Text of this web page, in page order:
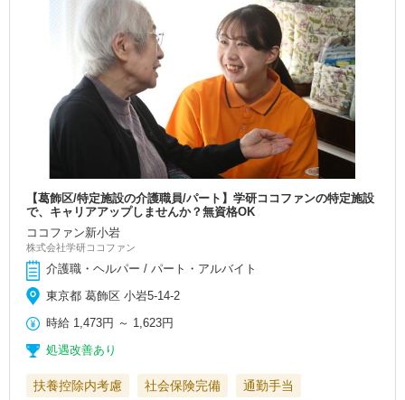
【葛飾区/特定施設の介護職員/パート】学研ココファンの特定施設
で、キャリアアップしませんか？無資格OK
ココファン新小岩
株式会社学研ココファン
介護職・ヘルパー / パート・アルバイト
東京都 葛飾区 小岩5-14-2
時給 1,473円 ～ 1,623円
処遇改善あり
扶養控除内考慮 社会保険完備
通勤手当